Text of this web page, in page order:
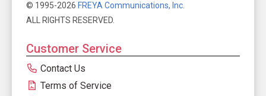
© 1995-2026 FREYA Communications, Inc.
ALL RIGHTS RESERVED.
Customer Service
Contact Us
Terms of Service